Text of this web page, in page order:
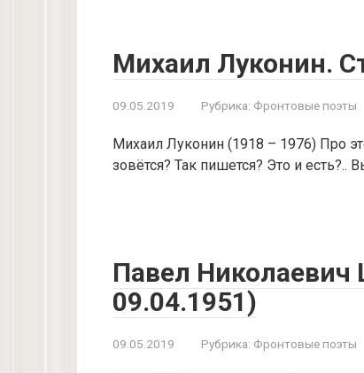
Михаил Луконин.
09.05.2019 Рубрика: Фронтовые поэты
Михаил Луконин (1918 – 1976) Про
зовётся? Так пишется? Это и есть?..
Павел Николаевич
09.04.1951)
09.05.2019 Рубрика: Фронтовые поэты